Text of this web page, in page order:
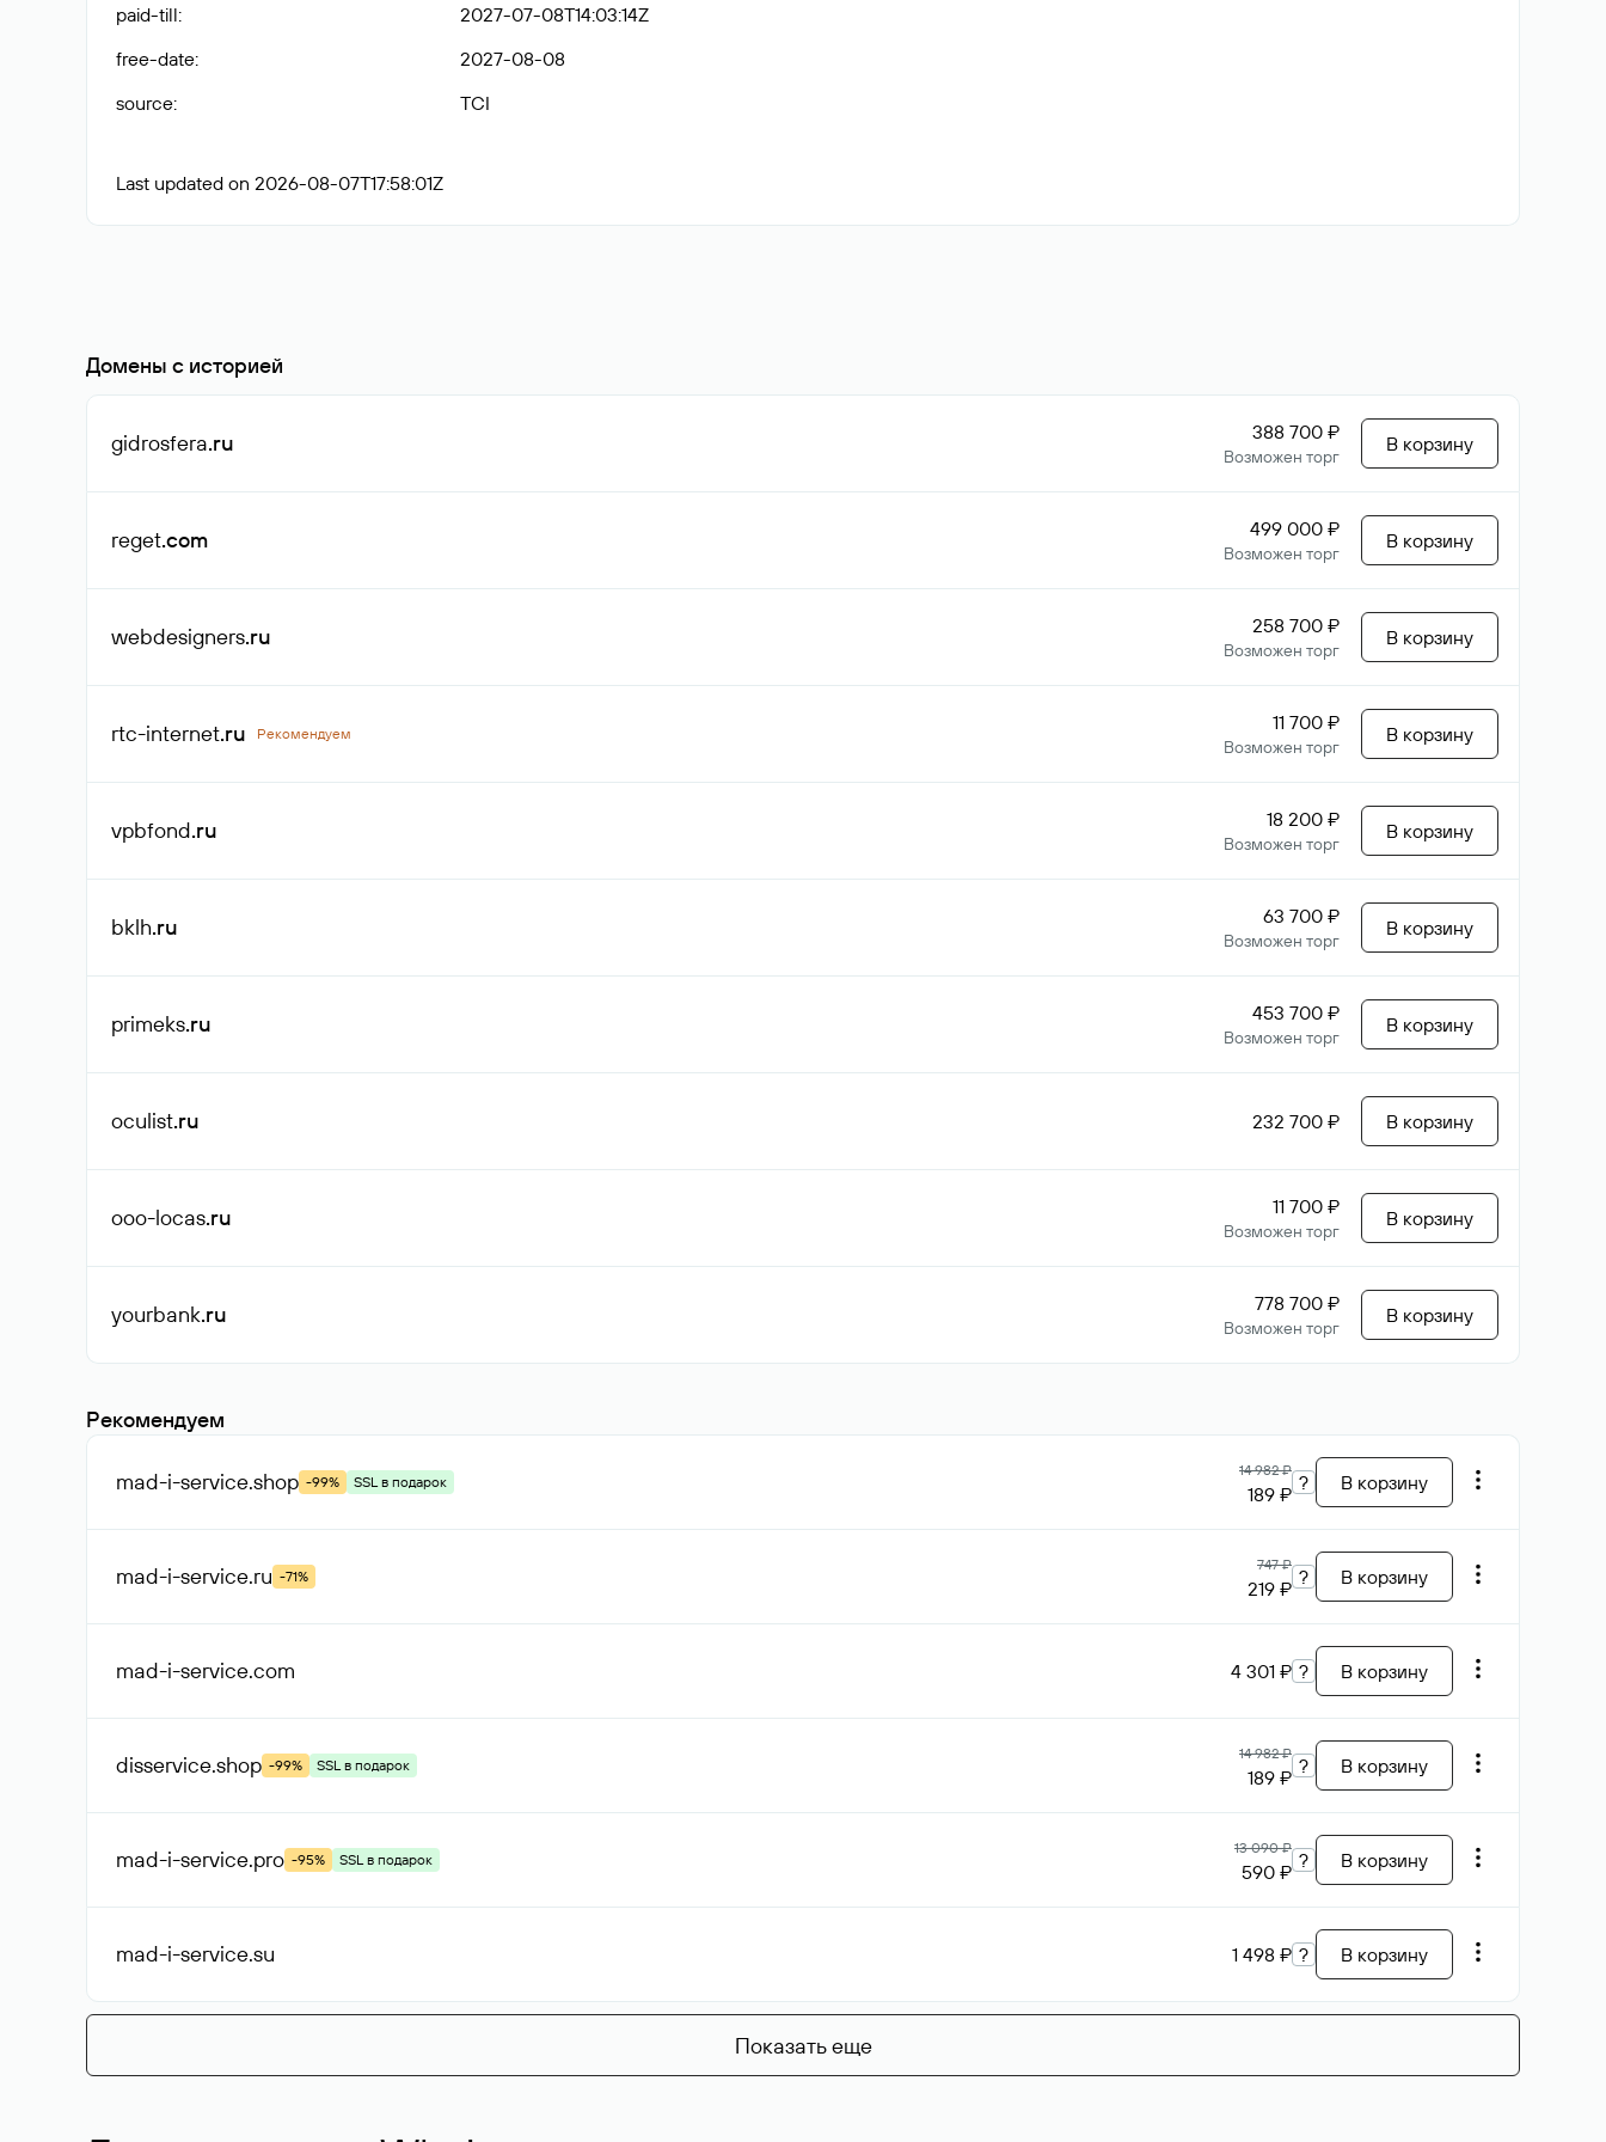
paid-till:
2027-07-08T14:03:14Z
free-date:
2027-08-08
source: TCI
Last updated on 2026-08-07T17:58:01Z
Домены с историей
gidrosfera.ru 388 700 ₽
Возможен торг
В корзину
reget.com 499 000 ₽
Возможен торг
В корзину
webdesigners.ru 258 700 ₽
Возможен торг
В корзину
rtc-internet.ru Рекомендуем 11 700 ₽
Возможен торг
В корзину
vpbfond.ru 18 200 ₽
Возможен торг
В корзину
bklh.ru 63 700 ₽
Возможен торг
В корзину
primeks.ru 453 700 ₽
Возможен торг
В корзину
oculist.ru 232 700 ₽ В корзину
ooo-locas.ru 11 700 ₽
Возможен торг
В корзину
yourbank.ru 778 700 ₽
Возможен торг
В корзину
Рекомендуем
mad-i-service.shop -99% SSL в подарок
14 982 ₽
189 ₽ ? В корзину
mad-i-service.ru -71%
747 ₽
219 ₽ ? В корзину
mad-i-service.com 4 301 ₽ ? В корзину
disservice.shop -99% SSL в подарок
14 982 ₽
189 ₽ ? В корзину
mad-i-service.pro -95% SSL в подарок
13 090 ₽
590 ₽ ? В корзину
mad-i-service.su 1 498 ₽ ? В корзину
Показать еще